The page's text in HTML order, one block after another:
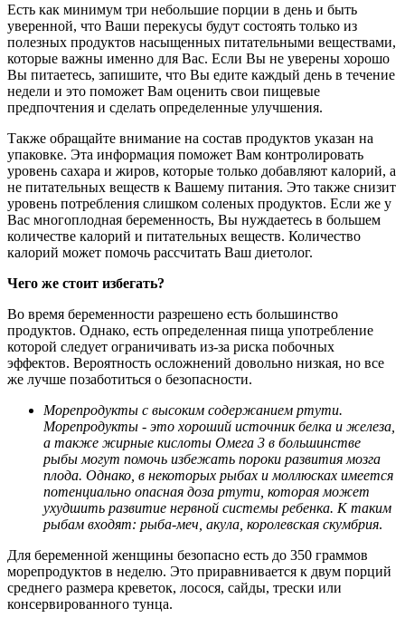
Есть как минимум три небольшие порции в день и быть
уверенной, что Ваши перекусы будут состоять только из
полезных продуктов насыщенных питательными веществами,
которые важны именно для Вас. Если Вы не уверены хорошо
Вы питаетесь, запишите, что Вы едите каждый день в течение
недели и это поможет Вам оценить свои пищевые
предпочтения и сделать определенные улучшения.
Также обращайте внимание на состав продуктов указан на
упаковке. Эта информация поможет Вам контролировать
уровень сахара и жиров, которые только добавляют калорий, а
не питательных веществ к Вашему питания. Это также снизит
уровень потребления слишком соленых продуктов. Если же у
Вас многоплодная беременность, Вы нуждаетесь в большем
количестве калорий и питательных веществ. Количество
калорий может помочь рассчитать Ваш диетолог.
Чего же стоит избегать?
Во время беременности разрешено есть большинство
продуктов. Однако, есть определенная пища употребление
которой следует ограничивать из-за риска побочных
эффектов. Вероятность осложнений довольно низкая, но все
же лучше позаботиться о безопасности.
Морепродукты с высоким содержанием ртути.
Морепродукты - это хороший источник белка и железа,
а также жирные кислоты Омега 3 в большинстве
рыбы могут помочь избежать пороки развития мозга
плода. Однако, в некоторых рыбах и моллюсках имеется
потенциально опасная доза ртути, которая может
ухудшить развитие нервной системы ребенка. К таким
рыбам входят: рыба-меч, акула, королевская скумбрия.
Для беременной женщины безопасно есть до 350 граммов
морепродуктов в неделю. Это приравнивается к двум порций
среднего размера креветок, лосося, сайды, трески или
консервированного тунца.